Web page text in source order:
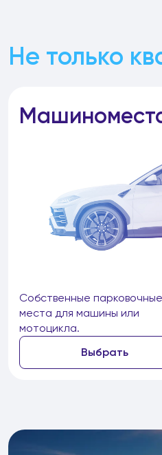
Не только
Собственные парковочные
места для машины или
мотоцикла.
Выбрать